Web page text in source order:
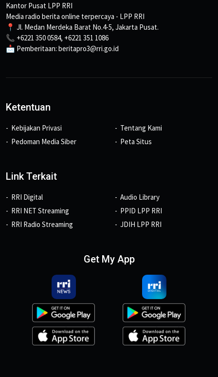
Kantor Pusat LPP RRI
Media radio berita online terpercaya - LPP RRI
📍 Jl. Medan Merdeka Barat No.4-5, Jakarta Pusat.
📞 +6221 350 0584, +6221 351 1086
📩 Pemberitaan: beritapro3@rri.go.id
Ketentuan
Kebijakan Privasi
Pedoman Media Siber
Tentang Kami
Peta Situs
Link Terkait
RRI Digital
RRI NET Streaming
RRI Radio Streaming
Audio Library
PPID LPP RRI
JDIH LPP RRI
Get My App